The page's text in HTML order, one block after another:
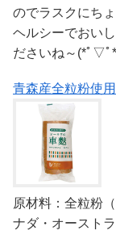
のでラスクにち
ヘルシーでおい
ださいね～(*ﾟ▽ﾟ
青森産全粒粉使
原材料：全粒粉
ナダ・オースト